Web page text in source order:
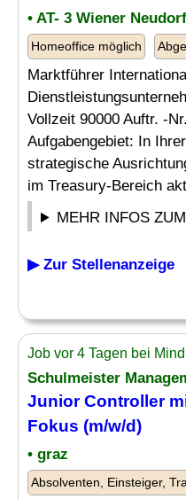
• AT- 3 Wiener Neudorf
Homeoffice möglich
Marktführer
Vollzeit 90000 Auftr. -
Aufgabengebiet: In
strategische
im Treasury-Bereich
MEHR INFOS
▶ Zur Stellenanzeige
Job vor 4 Tagen bei
Schulmeister
Junior Controller
Fokus (m/w/d)
• graz
Absolventen, Einsteiger,